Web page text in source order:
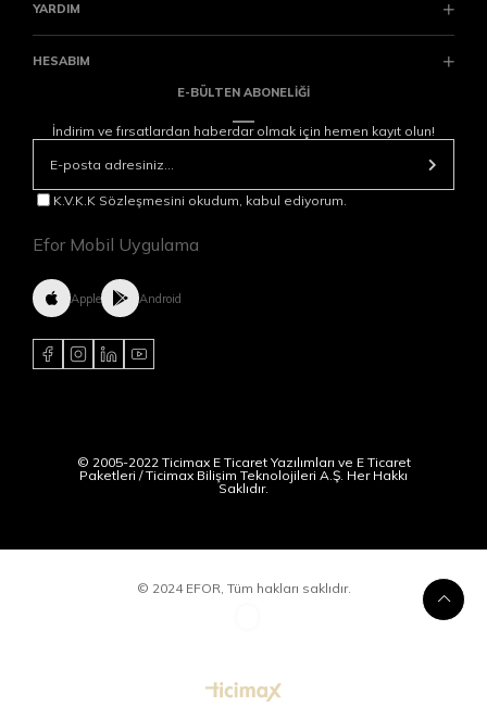
YARDIM
HESABIM
E-BÜLTEN ABONELİĞİ
İndirim ve fırsatlardan haberdar olmak için hemen kayıt olun!
K.V.K.K Sözleşmesini okudum, kabul ediyorum.
Efor Mobil Uygulama
Apple Android
© 2005-2022 Ticimax E Ticaret Yazılımları ve E Ticaret
Paketleri / Ticimax Bilişim Teknolojileri A.Ş. Her Hakkı
Saklıdır.
© 2024 EFOR, Tüm hakları saklıdır.